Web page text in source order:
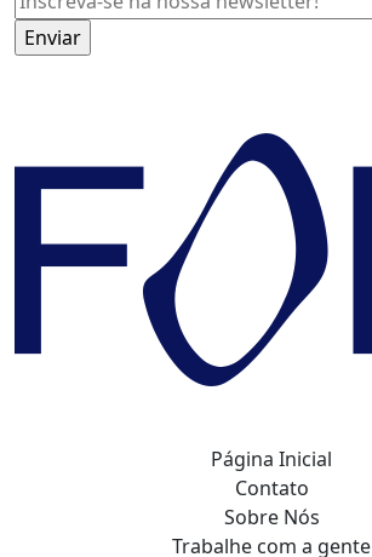
Página Inicial
Contato
Sobre Nós
Trabalhe com a gente